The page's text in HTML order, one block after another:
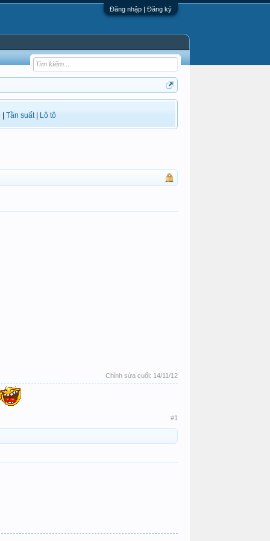
Đăng nhập | Đăng ký
Tần suất| Lô tô
Chỉnh sửa cuối: 14/11/12
#1